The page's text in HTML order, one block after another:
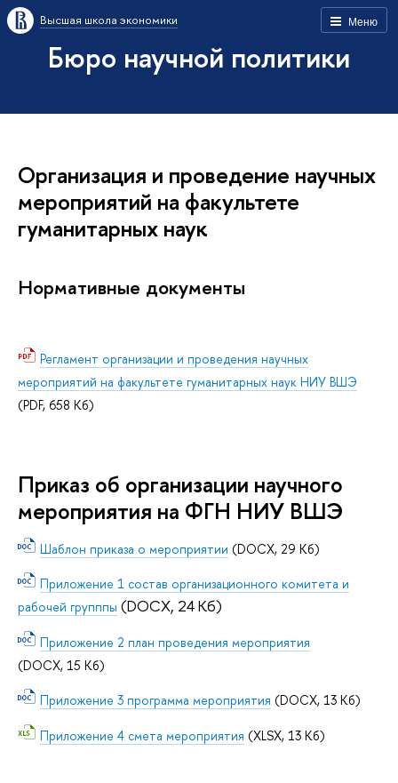
Меню
Высшая школа экономики
Бюро научной политики
Организация и проведение научных
мероприятий на факультете
гуманитарных наук
Нормативные документы
Регламент организации и проведения научных
мероприятий на факультете гуманитарных наук НИУ ВШЭ
(PDF, 658 Кб)
Приказ об организации научного
мероприятия на ФГН НИУ ВШЭ
Шаблон приказа о мероприятии (DOCX, 29 Кб)
Приложение 1 состав организационного комитета и
рабочей групппы (DOCX, 24 Кб)
Приложение 2 план проведения мероприятия
(DOCX, 15 Кб)
Приложение 3 программа мероприятия (DOCX, 13 Кб)
Приложение 4 смета мероприятия (XLSX, 13 Кб)